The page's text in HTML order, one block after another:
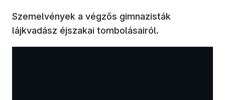
Szemelvények a végzős gimnazisták
lájkvadász éjszakai tombolásairól.